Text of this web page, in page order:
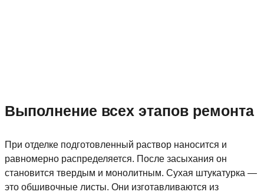
Выполнение всех этапов ремонта
При отделке подготовленный раствор наносится и
равномерно распределяется. После засыхания он
становится твердым и монолитным. Сухая штукатурка —
это обшивочные листы. Они изготавливаются из